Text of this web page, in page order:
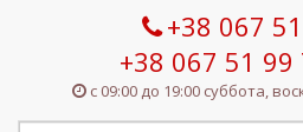
+38 067
+38 067 51 99
с 09:00 до 19:00 суббота,